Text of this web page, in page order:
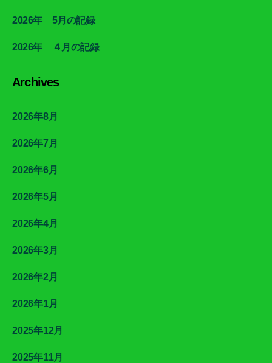
2026年 5月の記録
2026年 ４月の記録
Archives
2026年8月
2026年7月
2026年6月
2026年5月
2026年4月
2026年3月
2026年2月
2026年1月
2025年12月
2025年11月